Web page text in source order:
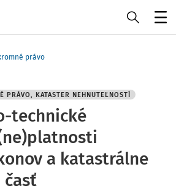
právo
PRÁVO, KATASTER NEHNUTEĽNOSTÍ
technické
a katastrálne
časť